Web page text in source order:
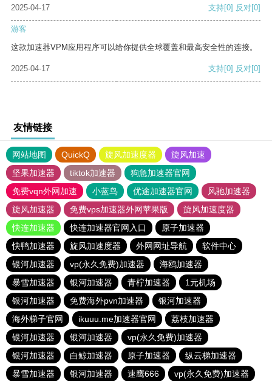
2025-04-17 支持[0] 反对[0]
游客
这款加速器VPM应用程序可以给你提供全球覆盖和最高安全性的连接。
2025-04-17 支持[0] 反对[0]
友情链接
网站地图 QuickQ 旋风加速度器
旋风加速
坚果加速器
tiktok加速器
狗急加速器官网
免费vqn外网加速
小蓝鸟 优途加速器官网
风驰加速器
旋风加速器
免费vps加速器外网苹果版
旋风加速度器
快连加速器
快连加速器官网入口
原子加速器
快鸭加速器
旋风加速度器 外网网址导航
软件中心
银河加速器
vp(永久免费)加速器
海鸥加速器
暴雪加速器
银河加速器 青柠加速器
1元机场
银河加速器
免费海外pvn加速器
银河加速器
海外梯子官网
ikuuu.me加速器官网
荔枝加速器
银河加速器
银河加速器
vp(永久免费)加速器
银河加速器
白鲸加速器 原子加速器
纵云梯加速器
暴雪加速器
银河加速器 速鹰666 vp(永久免费)加速器